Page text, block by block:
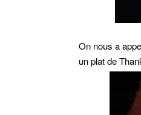
On nous a
un plat de